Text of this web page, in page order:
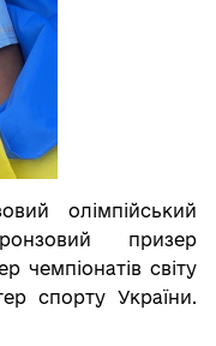
олімпійський
призер
чемпіонатів світу
спорту України.